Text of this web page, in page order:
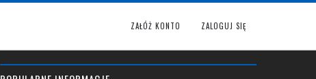
ZAŁÓŻ KONTO ZALOGUJ SIĘ